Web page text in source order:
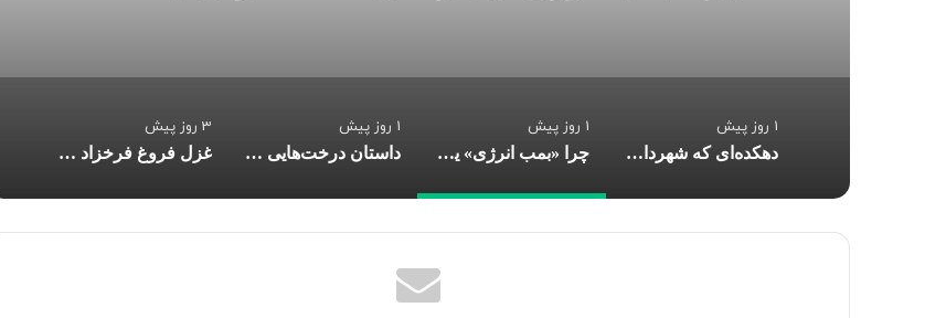
1 روز پیش
دهکده‌ای که شهردارش عباس بن علی(ع) است
1 روز پیش
چرا «بمب انرژی» یک زندگی‌نامه معمولی نیست؟
1 روز پیش
داستان درخت‌هایی که در شهر راه می‌رفتند
3 روز پیش
غزل فروغ فرخزاد در دانشگاه شیراز با رویکرد فرم‌شناسانه بازخوانی شد